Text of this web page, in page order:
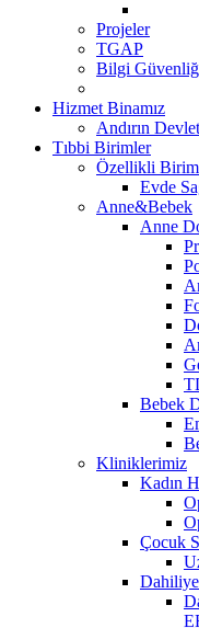
Projeler
TGAP
Bilgi
Hizmet Binamız
Andırın
Tıbbi Birimler
Özellikli
Evde
Anne&Bebek
Anne
Bebek
Kliniklerimiz
Kadın
Çocuk
Dahiliye